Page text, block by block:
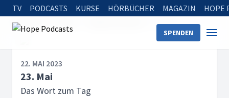
TV PODCASTS KURSE HÖRBÜCHER MAGAZIN HOPE
SPENDEN
Startseite 23. Mai
22. MAI 2023
23. Mai
Das Wort zum Tag